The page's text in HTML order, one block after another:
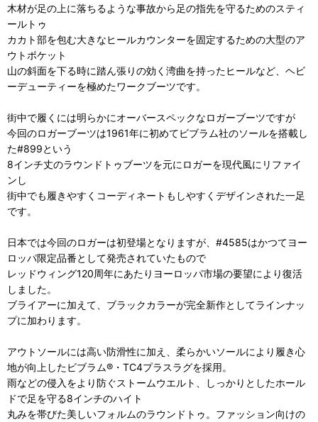
木材が足の上に落ちるような事故から足の指先を守るためのスティ
ールトゥ
カカト部を包む大きなヒールカウンターを固定するための大型のア
ウトポケット
山の斜面を下る時に踏ん張りの効く湾曲を持ったヒールなど、ヘビ
ーデューティーを極めたワークブーツです。
街中で履くには明らかにオーバースペックなロガーブーツですが
今回のロガーブーツは1961年に初めてビブラム社のソールを搭載し
た#899という
8インチ丈のラウンドトゥブーツを元にロガーを現代風にリファイ
ンし
街中でも履きやすくコーディネートもしやすくデザインされた一足
です。
日本では今回のロガーは初登場となりますが、#4585はかつてヨー
ロッパ限定品番として発売されていたもので
レッドウィング120周年にあたりヨーロッパ市場の要望により復活
しました。
ブライアーに加えて、ブラックカラーが完全新作としてラインナッ
プに加わります。
アウトソールには高い防滑性に加え、柔らかいソールにより履き心
地が向上したビブラム®・TC4プラスラグを採用。
雨などの侵入をより防ぐストームウエルト、しっかりとしたホール
ドで足を守る8インチのハイト
丸みを帯びた美しいフォルムのラウンドトゥ。ファッション向けの